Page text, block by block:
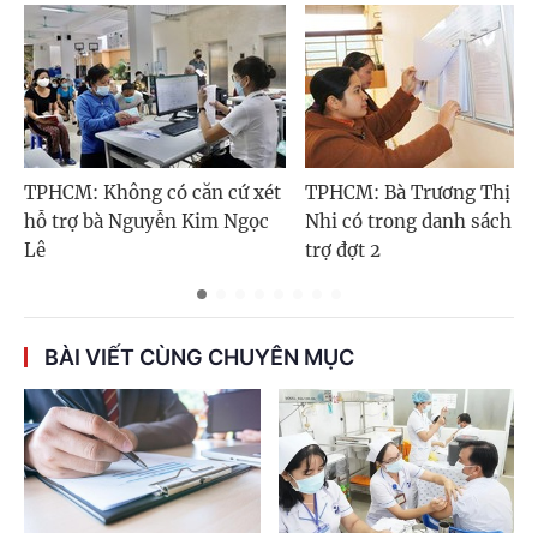
TPHCM: Không có căn cứ xét
hỗ trợ bà Nguyễn Kim Ngọc
Lê
TPHCM: Bà Trương Thị
Nhi có trong danh sách hỗ
trợ đợt 2
BÀI VIẾT CÙNG CHUYÊN MỤC